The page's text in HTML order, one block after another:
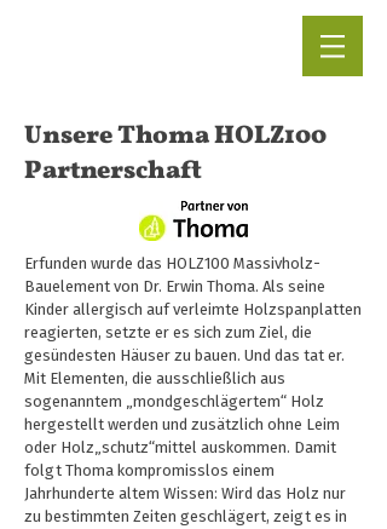
Unsere ThomaHOLZ100
Partnerschaft
Erfunden wurde das HOLZ100 Massivholz-
Bauelement von Dr. Erwin Thoma. Als seine
Kinder allergisch auf verleimte Holzspanplatten
reagierten, setzte er es sich zum Ziel, die
gesündesten Häuser zu bauen. Und das tat er.
Mit Elementen, die ausschließlich aus
sogenanntem „mondgeschlägertem“ Holz
hergestellt werden und zusätzlich ohne Leim
oder Holz„schutz“mittel auskommen. Damit
folgt Thoma kompromisslos einem
Jahrhunderte altem Wissen: Wird das Holz nur
zu bestimmten Zeiten geschlägert, zeigt es in